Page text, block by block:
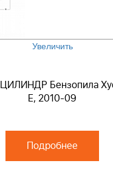
Увеличить
Бензопила
E, 2010-09
Подробнее